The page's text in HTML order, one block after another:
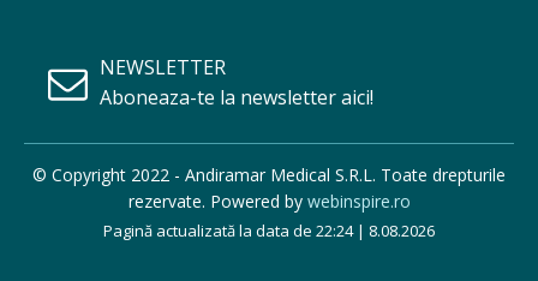
NEWSLETTER
Aboneaza-te la newsletter aici!
© Copyright 2022 - Andiramar Medical S.R.L. Toate drepturile
rezervate. Powered by webinspire.ro
Pagină actualizată la data de 22:24 | 8.08.2026